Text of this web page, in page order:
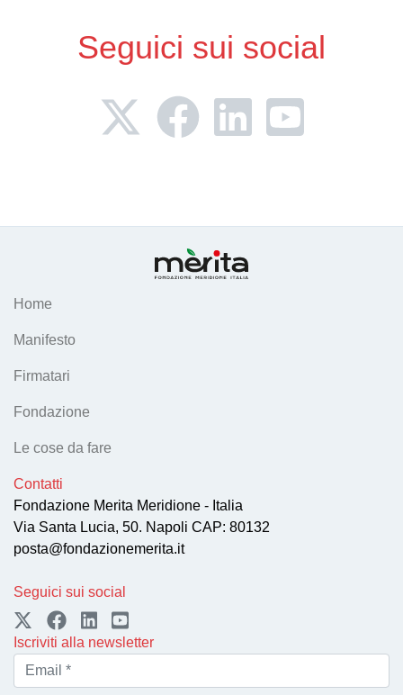
Seguici sui social
Home
Manifesto
Firmatari
Fondazione
Le cose da fare
Contatti
Fondazione Merita Meridione - Italia
Via Santa Lucia, 50. Napoli CAP: 80132
posta@fondazionemerita.it
Seguici sui social
Iscriviti alla newsletter